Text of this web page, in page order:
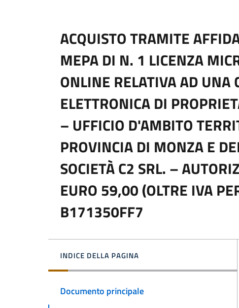
ACQUISTO TRAMITE
MEPA DI N. 1 LICENZA
ONLINE RELATIVA AD UNA
ELETTRONICA DI
– UFFICIO D'AMBITO
PROVINCIA DI MONZA E
SOCIETÀ C2 SRL. –
EURO 59,00 (OLTRE IVA
B171350FF7
INDICE DELLA PAGINA
Documento principale